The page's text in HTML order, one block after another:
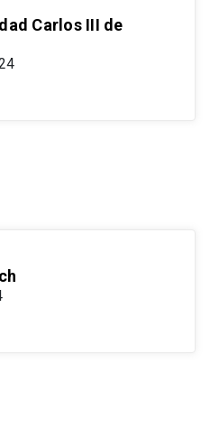
Carlos III de